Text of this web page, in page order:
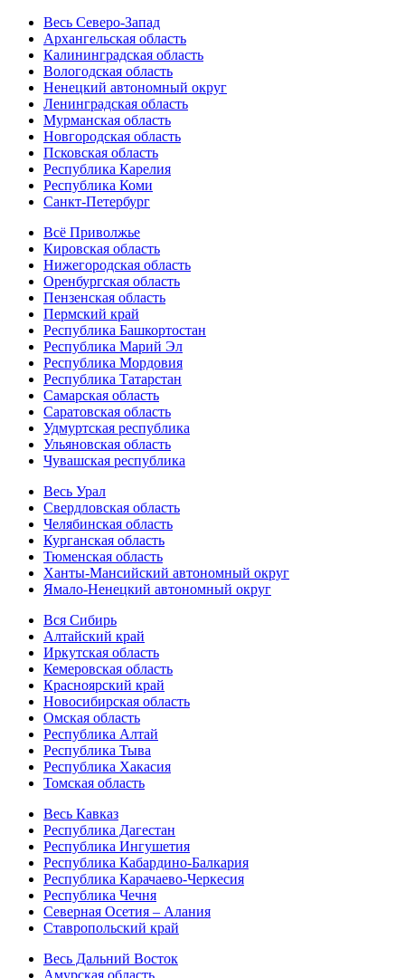
Весь Северо-Запад
Архангельская область
Калининградская область
Вологодская область
Ненецкий автономный округ
Ленинградская область
Мурманская область
Новгородская область
Псковская область
Республика Карелия
Республика Коми
Санкт-Петербург
Всё Приволжье
Кировская область
Нижегородская область
Оренбургская область
Пензенская область
Пермский край
Республика Башкортостан
Республика Марий Эл
Республика Мордовия
Республика Татарстан
Самарская область
Саратовская область
Удмуртская республика
Ульяновская область
Чувашская республика
Весь Урал
Свердловская область
Челябинская область
Курганская область
Тюменская область
Ханты-Мансийский автономный округ
Ямало-Ненецкий автономный округ
Вся Сибирь
Алтайский край
Иркутская область
Кемеровская область
Красноярский край
Новосибирская область
Омская область
Республика Алтай
Республика Тыва
Республика Хакасия
Томская область
Весь Кавказ
Республика Дагестан
Республика Ингушетия
Республика Кабардино-Балкария
Республика Карачаево-Черкесия
Республика Чечня
Северная Осетия – Алания
Ставропольский край
Весь Дальний Восток
Амурская область